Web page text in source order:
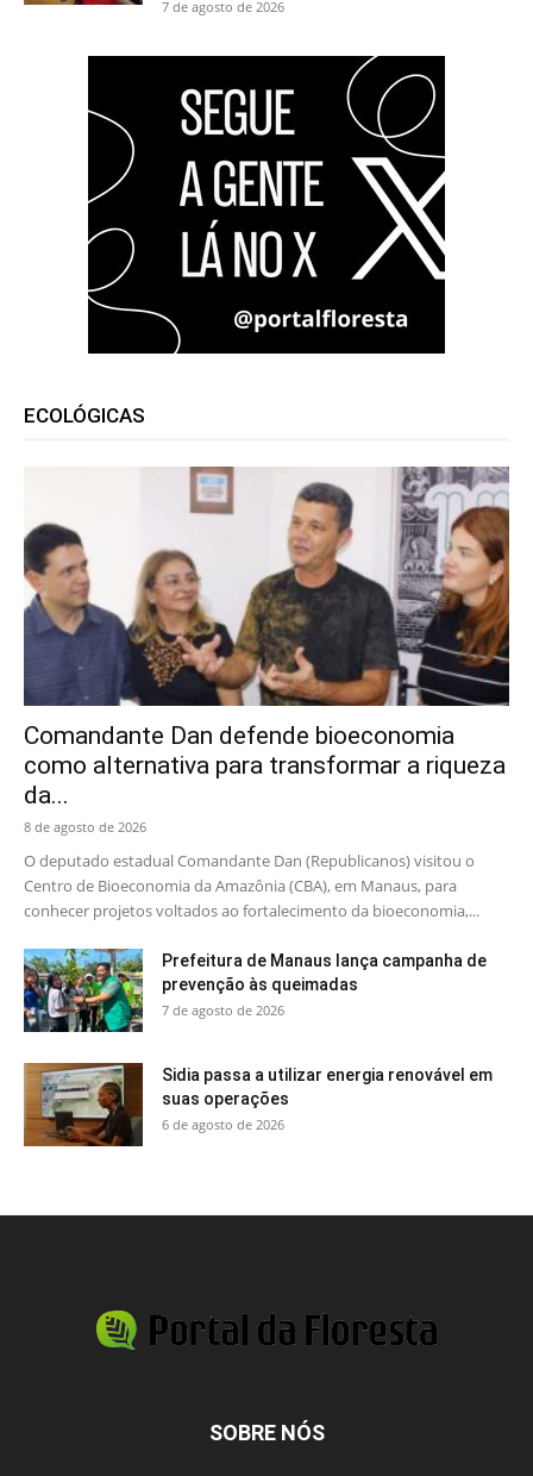
7 de agosto de 2026
ECOLÓGICAS
Comandante Dan defende bioeconomia
como alternativa para transformar a riqueza
da...
8 de agosto de 2026
O deputado estadual Comandante Dan (Republicanos) visitou o
Centro de Bioeconomia da Amazônia (CBA), em Manaus, para
conhecer projetos voltados ao fortalecimento da bioeconomia,...
Prefeitura de Manaus lança campanha de
prevenção às queimadas
7 de agosto de 2026
Sidia passa a utilizar energia renovável em
suas operações
6 de agosto de 2026
SOBRE NÓS